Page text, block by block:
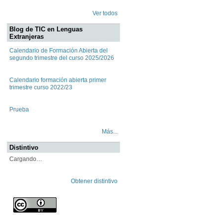
Ver todos
Blog de TIC en Lenguas
Extranjeras
Calendario de Formación Abierta del
segundo trimestre del curso 2025/2026
Calendario formación abierta primer
trimestre curso 2022/23
Prueba
Más...
Distintivo
Cargando…
Obtener distintivo